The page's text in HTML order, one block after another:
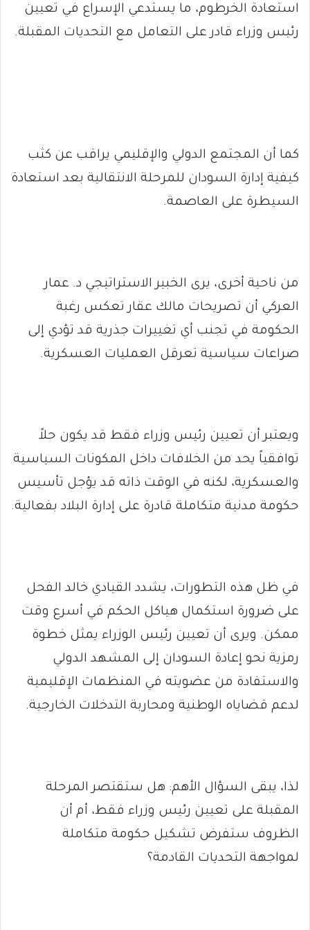
استعادة الخرطوم، ما يستدعي الإسراع في تعيين
رئيس وزراء قادر على التعامل مع التحديات المقبلة.
كما أن المجتمع الدولي والإقليمي يراقب عن كثب
كيفية إدارة السودان للمرحلة الانتقالية بعد استعادة
السيطرة على العاصمة.
من ناحية أخرى، يرى الخبير الاستراتيجي د. عمار
العركي أن تصريحات مالك عقار تعكس رغبة
الحكومة في تجنب أي تغييرات جذرية قد تؤدي إلى
صراعات سياسية تعرقل العمليات العسكرية.
ويعتبر أن تعيين رئيس وزراء فقط قد يكون حلاً
توافقياً يحد من الخلافات داخل المكونات السياسية
والعسكرية، لكنه في الوقت ذاته قد يؤجل تأسيس
حكومة مدنية متكاملة قادرة على إدارة البلاد بفعالية.
في ظل هذه التطورات، يشدد القيادي خالد الفحل
على ضرورة استكمال هياكل الحكم في أسرع وقت
ممكن. ويرى أن تعيين رئيس الوزراء يمثل خطوة
رمزية نحو إعادة السودان إلى المشهد الدولي
والاستفادة من عضويته في المنظمات الإقليمية
لدعم قضاياه الوطنية ومحاربة التدخلات الخارجية.
لذا، يبقى السؤال الأهم: هل ستقتصر المرحلة
المقبلة على تعيين رئيس وزراء فقط، أم أن
الظروف ستفرض تشكيل حكومة متكاملة
لمواجهة التحديات القادمة؟